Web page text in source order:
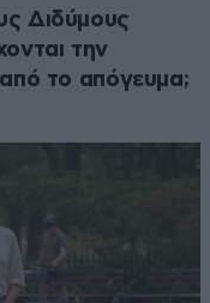
Διδύμους
την
το απόγευμα;